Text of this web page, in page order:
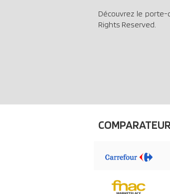
Découvrez le porte-
Rights Reserved.